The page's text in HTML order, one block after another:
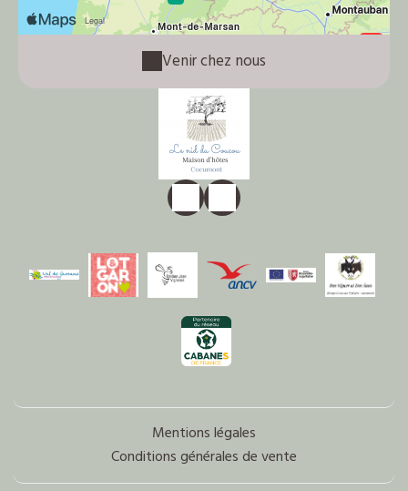
Venir chez nous
Mentions légales
Conditions générales de vente